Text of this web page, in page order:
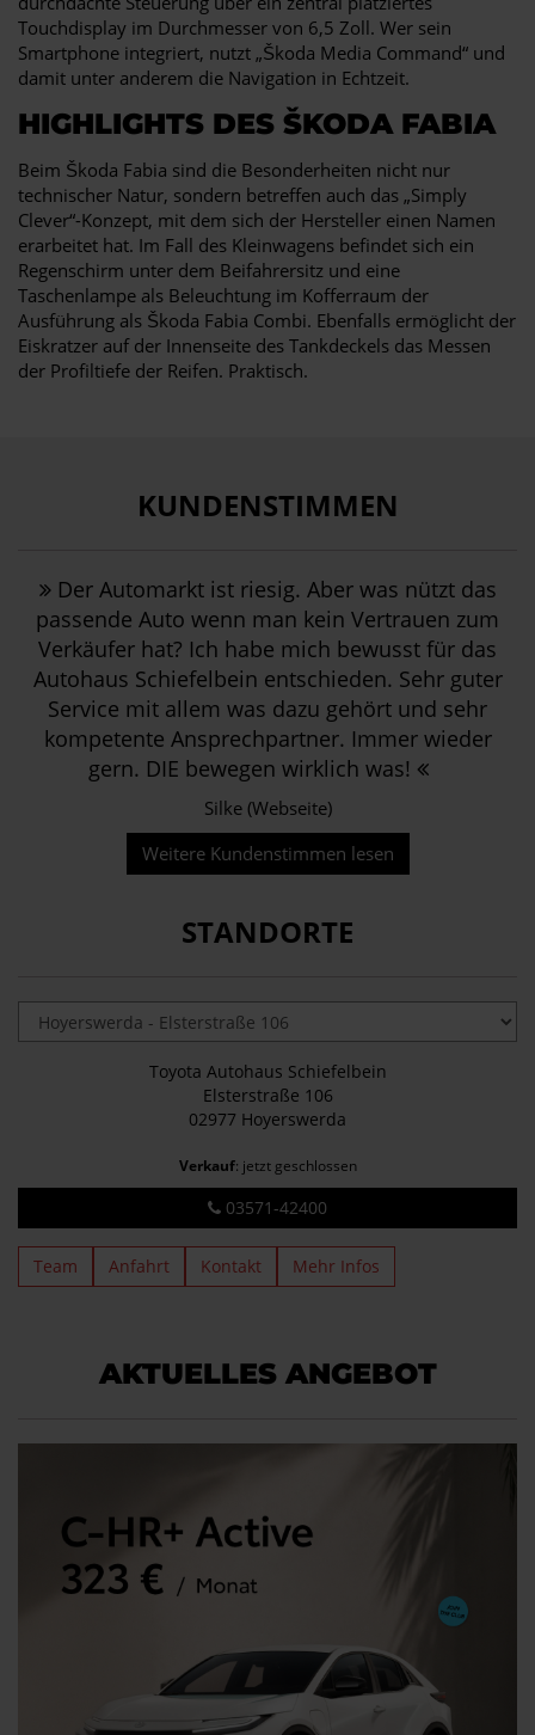
Touchdisplay im Durchmesser von 6,5 Zoll. Wer sein
Smartphone integriert, nutzt „Škoda Media Command“ und
damit unter anderem die Navigation in Echtzeit.
HIGHLIGHTS DES ŠKODA FABIA
Beim Škoda Fabia sind die Besonderheiten nicht nur
technischer Natur, sondern betreffen auch das „Simply
Clever“-Konzept, mit dem sich der Hersteller einen Namen
erarbeitet hat. Im Fall des Kleinwagens befindet sich ein
Regenschirm unter dem Beifahrersitz und eine
Taschenlampe als Beleuchtung im Kofferraum der
Ausführung als Škoda Fabia Combi. Ebenfalls ermöglicht der
Eiskratzer auf der Innenseite des Tankdeckels das Messen
der Profiltiefe der Reifen. Praktisch.
KUNDENSTIMMEN
Der Automarkt ist riesig. Aber was nützt das
passende Auto wenn man kein Vertrauen zum
Verkäufer hat? Ich habe mich bewusst für das
Autohaus Schiefelbein entschieden. Sehr guter
Service mit allem was dazu gehört und sehr
kompetente Ansprechpartner. Immer wieder
gern. DIE bewegen wirklich was!
Silke (Webseite)
Weitere Kundenstimmen lesen
STANDORTE
Toyota Autohaus Schiefelbein
Elsterstraße 106
02977 Hoyerswerda
Verkauf: jetzt geschlossen
03571-42400
Team Anfahrt Kontakt Mehr Infos
AKTUELLES ANGEBOT